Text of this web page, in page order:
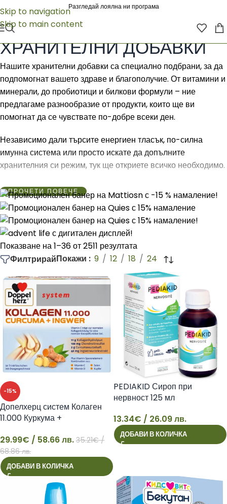
Skip to navigation
Skip to main content
Разгледай лоялна ни програма
Начало/ХРАНИТЕЛНИ ДОБАВКИ
ХРАНИТЕЛНИ ДОБАВКИ
Нашите хранителни добавки са специално подбрани, за да
подпомогнат вашето здраве и благополучие. От витамини и
минерали, до пробиотици и билкови формули – ние
предлагаме разнообразие от продукти, които ще ви
помогнат да се чувствате по-добре всеки ден.
Независимо дали търсите енергиен тласък, по-силна
имунна система или просто искате да допълните
хранителния си режим, тук ще откриете всичко необходимо.
Изберете продуктите, които са ви нужни и се възползвайте
от безплатна доставка на поръчка над 100.00 лв. в Аптеката
Онлайн!
ПРОЧЕТИ ПОВЕЧЕ
Показване на 1–36 от 2511 резултата
ФилтрирайПокажи 9 12 18 24
-15%
29
Допелхерц систем Колаген
11.000 Куркума +
29.99€ / 58.66 лв. 35.21€/
68.86 лв.
ДОБАВИ В КОЛИЧКА
13
PEDIAKID Сироп при
нервност 125 мл
13.34€ / 26.09 лв.
ДОБАВИ В КОЛИЧКА